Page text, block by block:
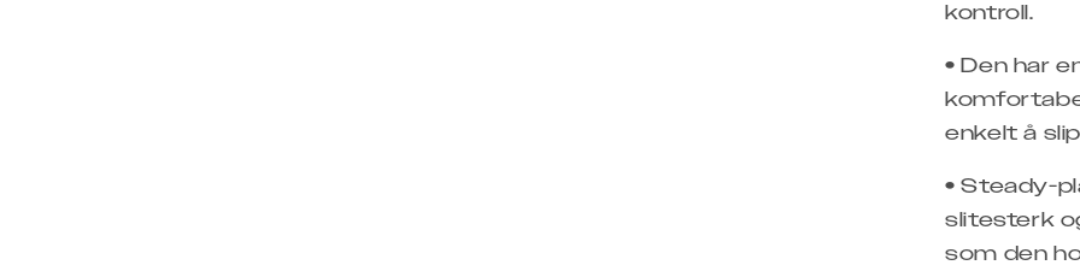
kontroll.
• Den har
enkelt å
• Steady-
slitesterk
som den